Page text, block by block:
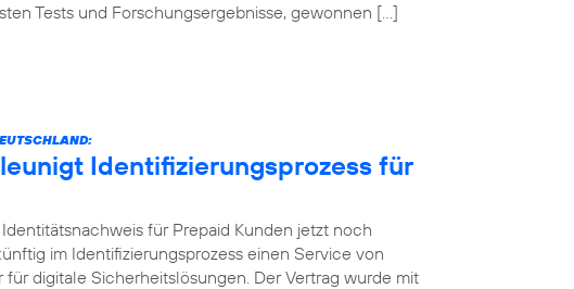
Tests und Forschungsergebnisse, gewonnen […]
Identifizierungsprozess für
für Prepaid Kunden jetzt noch
im Identifizierungsprozess einen Service von
digitale Sicherheitslösungen. Der Vertrag wurde mit